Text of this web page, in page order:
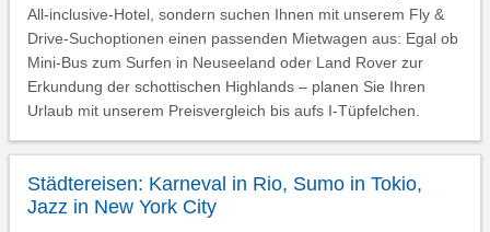
All-inclusive-Hotel, sondern suchen Ihnen mit unserem Fly &
Drive-Suchoptionen einen passenden Mietwagen aus: Egal ob
Mini-Bus zum Surfen in Neuseeland oder Land Rover zur
Erkundung der schottischen Highlands – planen Sie Ihren
Urlaub mit unserem Preisvergleich bis aufs I-Tüpfelchen.
Städtereisen: Karneval in Rio, Sumo in Tokio,
Jazz in New York City